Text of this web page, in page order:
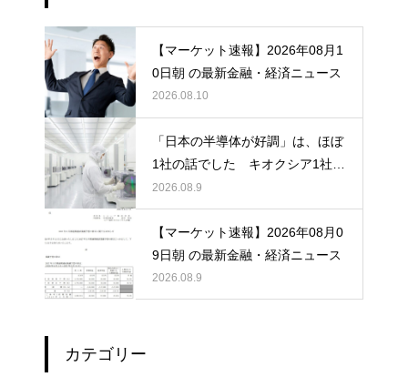
【マーケット速報】2026年08月1
0日朝 の最新金融・経済ニュース
2026.08.10
「日本の半導体が好調」は、ほぼ
1社の話でした キオクシア1社の
3か月の利益が、他6社の1年分を
超えた日
2026.08.9
【マーケット速報】2026年08月0
9日朝 の最新金融・経済ニュース
2026.08.9
カテゴリー